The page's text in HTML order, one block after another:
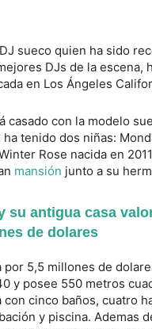
sueco quien ha sido
DJs de la escena,
en Los Ángeles
casado con la modelo
ha tenido dos niñas:
Rose nacida en
mansión junto a su
su antigua casa
de dolares
por 5,5 millones de
y posee 550 metros
cinco baños, cuatro
y piscina. Ademas